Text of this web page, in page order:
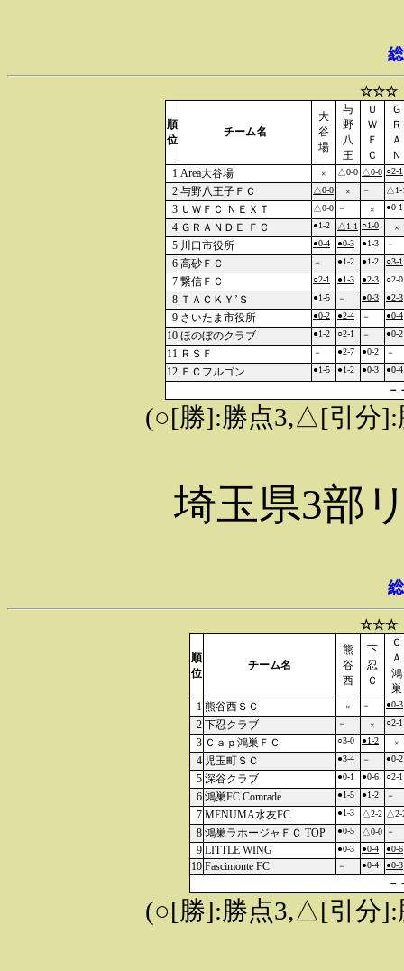
☆☆☆
順
位
チーム名
大
谷
場
与
野
八
王
Ｕ
Ｗ
Ｆ
Ｃ
Ｇ
Ｒ
Ａ
Ｎ
1 Area大谷場 × △0-0 △0-0 ○2-1
2 与野八王子ＦＣ △0-0 × － △1-
3 ＵＷＦＣ ＮＥＸＴ △0-0 － × ●0-1
4 ＧＲＡＮＤＥ ＦＣ ●1-2 △1-1 ○1-0 ×
5 川口市役所 ●0-4 ●0-3 ●1-3 －
6 高砂ＦＣ － ●1-2 ●1-2 ○3-1
7 繋信ＦＣ ○2-1 ●1-3 ●2-3 ○2-0
8 ＴＡＣＫＹ’Ｓ ●1-5 － ●0-3 ●2-3
9 さいたま市役所 ●0-2 ●2-4 － ●0-4
10 ほのぼのクラブ ●1-2 ○2-1 － ●0-2
11 ＲＳＦ － ●2-7 ●0-2 －
12 ＦＣフルゴン ●1-5 ●1-2 ●0-3 ●0-4
－
(○[勝]:勝点3,△[引分]:
埼玉県3部
☆☆☆
順
位
チーム名
熊
谷
西
下
忍
Ｃ
Ｃ
Ａ
鴻
巣
1 熊谷西ＳＣ × － ●0-3
2 下忍クラブ － × ○2-1
3 Ｃａｐ鴻巣ＦＣ ○3-0 ●1-2 ×
4 児玉町ＳＣ ●3-4 － ●0-2
5 深谷クラブ ●0-1 ●0-6 ○2-1
6 鴻巣FC Comrade ●1-5 ●1-2 －
7 MENUMA水友FC ●1-3 △2-2 △2-
8 鴻巣ラホージャＦＣ TOP ●0-5 △0-0 －
9 LITTLE WING ●0-3 ●0-4 ●0-6
10 Fascimonte FC － ●0-4 ●0-3
－
(○[勝]:勝点3,△[引分]: